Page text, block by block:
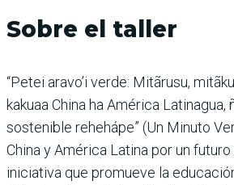
Sobre el taller
“Petei aravo’i verde: Mitãrusu,
kakuaa China ha América Latinagua,
sostenible rehehápe” (Un Minuto
China y América Latina por un
iniciativa que promueve la